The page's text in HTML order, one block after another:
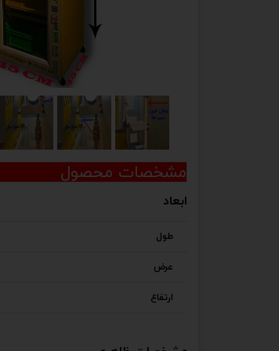
مشخصات محصول
ابعاد
طول
عرض
ارتفاع